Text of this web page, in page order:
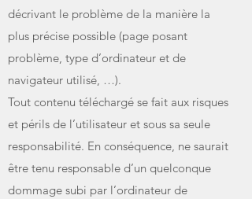
décrivant le problème de la manière la
plus précise possible (page posant
problème, type d’ordinateur et de
navigateur utilisé, …).
Tout contenu téléchargé se fait aux risques
et périls de l’utilisateur et sous sa seule
responsabilité. En conséquence, ne saurait
être tenu responsable d’un quelconque
dommage subi par l’ordinateur de